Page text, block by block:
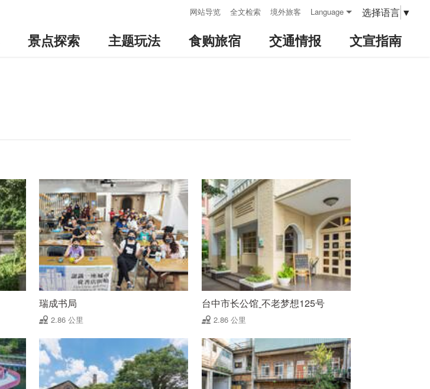
网站导览 全文检索 境外旅客 Language 选择语言 ▼
景点探索 主题玩法 食购旅宿 交通情报 文宣指南
瑞成书局
2.86 公里
台中市长公馆ˍ不老梦想125号
2.86 公里